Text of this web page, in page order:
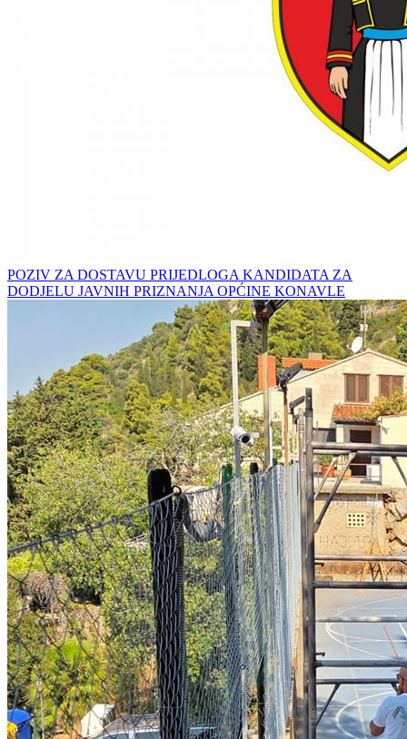
POZIV ZA DOSTAVU PRIJEDLOGA KANDIDATA ZA
DODJELU JAVNIH PRIZNANJA OPĆINE KONAVLE